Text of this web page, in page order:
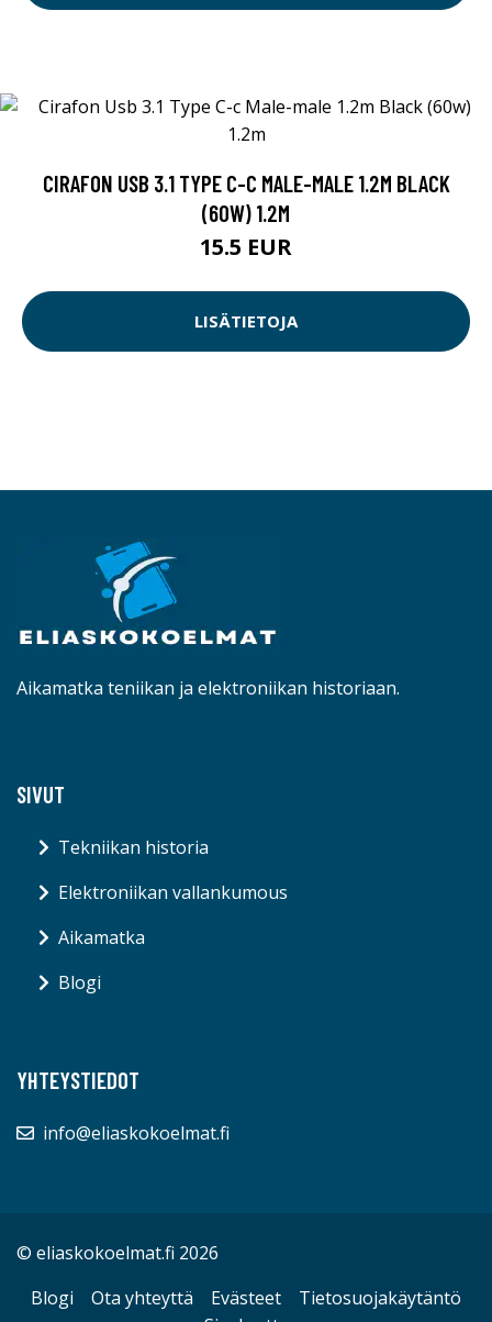
CIRAFON USB 3.1 TYPE C-C MALE-MALE 1.2M BLACK
(60W) 1.2M
15.5 EUR
LISÄTIETOJA
Aikamatka teniikan ja elektroniikan historiaan.
SIVUT
Tekniikan historia
Elektroniikan vallankumous
Aikamatka
Blogi
YHTEYSTIEDOT
info@eliaskokoelmat.fi
© eliaskokoelmat.fi 2026
Blogi
Ota yhteyttä Evästeet
Tietosuojakäytäntö